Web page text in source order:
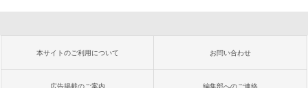
本サイトのご利用について お問い合わせ
広告掲載のご案内 編集部へのご連絡